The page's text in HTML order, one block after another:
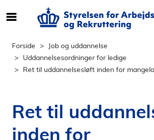
e
f
i
d
Forside
Job og uddannelse
Uddannelsesordninger for ledige
Ret til uddannelsesløft inden for
Ret til
inden for